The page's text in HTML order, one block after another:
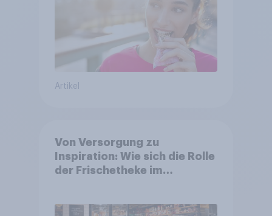
Artikel
Von Versorgung zu
Inspiration: Wie sich die Rolle
der Frischetheke im